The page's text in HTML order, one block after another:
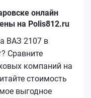
онлайн
на Polis812.ru
ВАЗ 2107 в
Сравните
компаний на
стоимость
выгодное